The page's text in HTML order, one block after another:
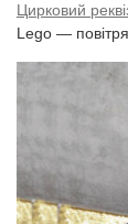
Цирковий
Lego —